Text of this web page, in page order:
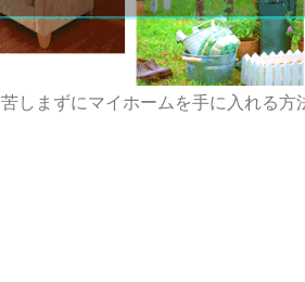
しまずにマイホームを手に入れる方